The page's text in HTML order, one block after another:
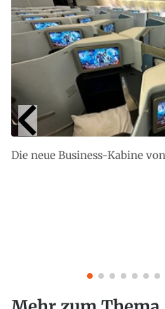
Die neue Business-Kabine